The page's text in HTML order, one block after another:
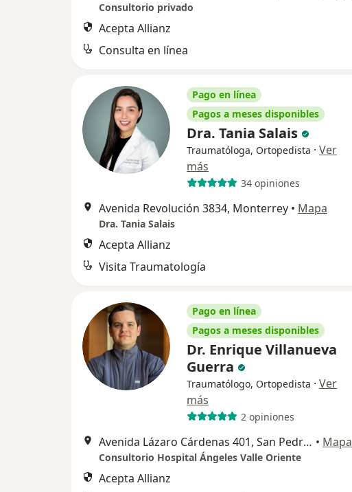
Consultorio privado
Acepta Allianz
Consulta en línea
Pago en línea
Pagos a meses disponibles
Dra. Tania Salais
Traumatóloga, Ortopedista · Ver
más
34 opiniones
Avenida Revolución 3834, Monterrey • Mapa
Dra. Tania Salais
Acepta Allianz
Visita Traumatología
Pago en línea
Pagos a meses disponibles
Dr. Enrique Villanueva
Guerra
Traumatólogo, Ortopedista · Ver
más
2 opiniones
Avenida Lázaro Cárdenas 401, San Pedro Garza Garcia • Mapa
Consultorio Hospital Ángeles Valle Oriente
Acepta Allianz